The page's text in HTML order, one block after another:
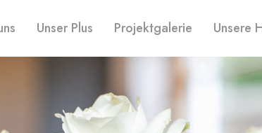
Unser Plus Projektgalerie Unsere